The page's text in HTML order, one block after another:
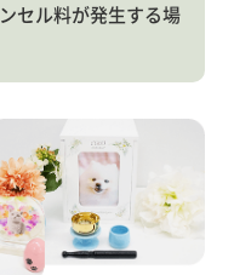
セル料が発生する場